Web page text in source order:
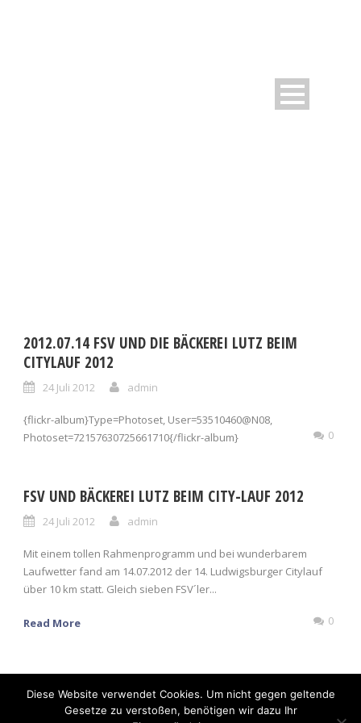
2012.07.14 FSV UND DIE BÄCKEREI LUTZ BEIM
CITYLAUF 2012
24 Juli 2012 admin
{flickr-album}Type=Photoset, User=53510460@N08,
Photoset=72157630725661710{/flickr-album}
0
FSV UND BÄCKEREI LUTZ BEIM CITY-LAUF 2012
24 Juli 2012 admin
Mit einem tollen Rahmenprogramm und bei wunderbarem
Laufwetter fand am 14.07.2012 der 14. Ludwigsburger Citylauf
über 10 km statt. Gleich sieben FSV´ler...
Read More 0
Diese Website verwendet Cookies. Um nicht gegen geltende
Gesetze zu verstoßen, benötigen wir dazu Ihr